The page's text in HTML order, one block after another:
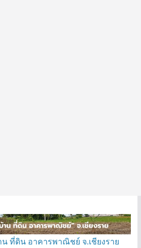
น ที่ดิน อาคารพาณิชย์ จ.เชียงราย